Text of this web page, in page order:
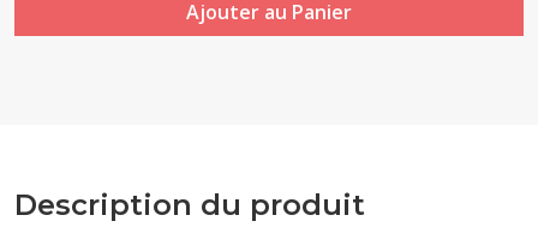
Ajouter au Panier
Description du produit